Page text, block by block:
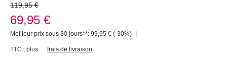
119,95 €
69,95 €
Meilleur prix sous 30 jours**: 99,95 € (-30%) |
TTC. plus frais de livraison